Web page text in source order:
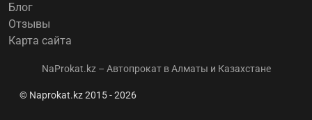
Блог
Отзывы
Карта сайта
NaProkat.kz – Автопрокат в Алматы и Казахстане
© Naprokat.kz 2015 - 2026